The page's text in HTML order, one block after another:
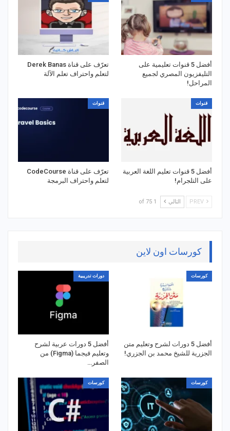
أفضل 5 قنوات تعليمية على
التليفزيون المصري لجميع
المراحل!
تعرّف على قناة Derek Banas
لتعلم واحتراف تعلم الآلة
قنوات
أفضل 5 قنوات تعليم اللغة العربية
على التلجرام!
قنوات
تعرّف على قناة CodeCourse
لتعلم واحتراف البرمجة
التالي 1 of 75
كورسات اون لاين
كورسات
أفضل 5 دورات لشرح وتعليم متن
الجزرية للشيخ محمد بن الجزري!
دورات تدريبية
أفضل 5 دورات عربية لشرح
وتعليم فيجما (Figma) من
الصفر…
كورسات كورسات